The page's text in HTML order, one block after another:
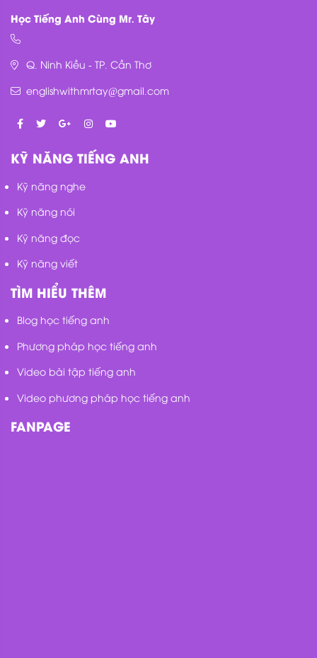
Học Tiếng Anh Cùng Mr. Tây
Q. Ninh Kiều - TP. Cần Thơ
englishwithmrtay@gmail.com
KỸ NĂNG TIẾNG ANH
Kỹ năng nghe
Kỹ năng nói
Kỹ năng đọc
Kỹ năng viết
TÌM HIỂU THÊM
Blog học tiếng anh
Phương pháp học tiếng anh
Video bài tập tiếng anh
Video phương pháp học tiếng anh
FANPAGE